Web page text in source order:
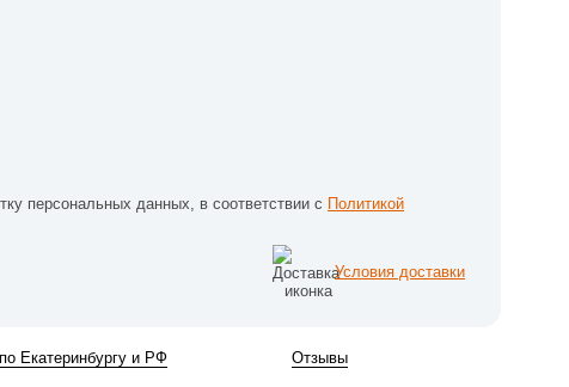
персональных данных, в соответствии с Политикой
Условия доставки
Екатеринбургу и РФ Отзывы